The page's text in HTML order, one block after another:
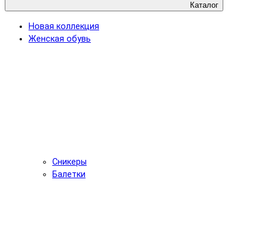
Каталог
Новая коллекция
Женская обувь
Сникеры
Балетки